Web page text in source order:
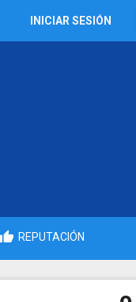
INICIAR SESIÓN
REPUTACIÓN